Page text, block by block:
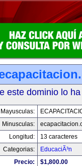
este dominio lo
Mayusculas:
Minusculas:
Longitud:
13 caracteres
Categorias:
EducaciÃ³n
Precio:
$1,800.00